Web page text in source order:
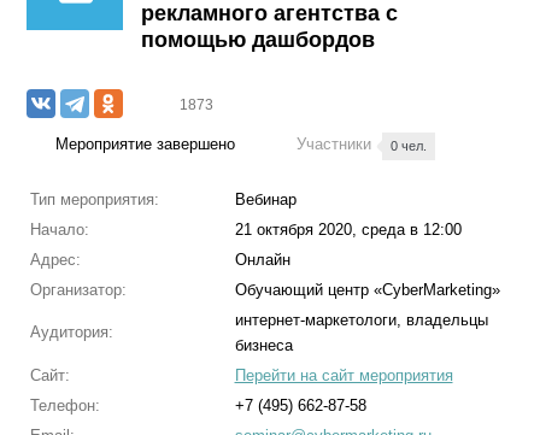
рекламного агентства с
помощью дашбордов
1873
Мероприятие завершено Участники 0 чел.
Тип мероприятия:
Вебинар
Начало:
21 октября 2020, среда в 12:00
Адрес:
Онлайн
Организатор:
Обучающий центр «CyberMarketing»
Аудитория:
интернет-маркетологи, владельцы
бизнеса
Сайт:
Перейти на сайт мероприятия
Телефон:
+7 (495) 662-87-58